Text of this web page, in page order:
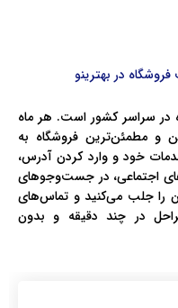
در بهترینو
در سراسر کشور است. هر ماه
و مطمئن‌ترین فروشگاه به
خود و وارد کردن آدرس،
اجتماعی، در جست‌وجوهای
را جلب می‌کنید و تماس‌های
در چند دقیقه و بدون